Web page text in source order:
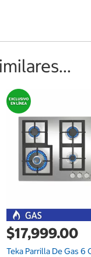
$17,999.00
Teka Parrilla De Gas 6